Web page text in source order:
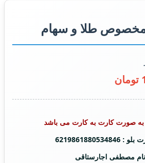
به صورت کارت به کارت می باشد
مصطفی اجارستاقی